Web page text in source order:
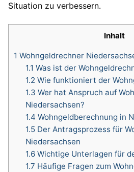
Situation zu verbessern.
Inhalt
1 Wohngeldrechner
1.1 Was ist der
1.2 Wie funktioniert der
1.3 Wer hat Anspruch auf
Niedersachsen?
1.4 Wohngeldberechnung in
1.5Der Antragsprozess für
Niedersachsen
1.6Wichtige Unterlagen für
1.7 Häufige Fragen zum